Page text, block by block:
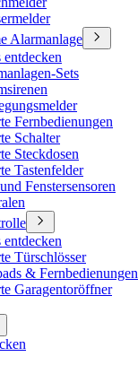
Alarmanlage
entdecken
Sets
Fernbedienungen
Schalter
Steckdosen
Tastenfelder
Fenstersensoren
entdecken
Türschlösser
& Fernbedienungen
Garagentoröffner